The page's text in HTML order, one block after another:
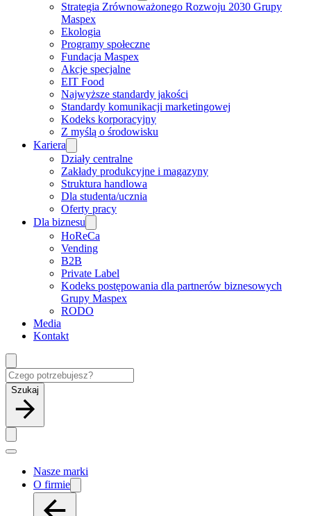
Strategia Zrównoważonego Rozwoju 2030 Grupy
Maspex
Ekologia
Programy społeczne
Fundacja Maspex
Akcje specjalne
EIT Food
Najwyższe standardy jakości
Standardy komunikacji marketingowej
Kodeks korporacyjny
Z myślą o środowisku
Kariera
Działy centralne
Zakłady produkcyjne i magazyny
Struktura handlowa
Dla studenta/ucznia
Oferty pracy
Dla biznesu
HoReCa
Vending
B2B
Private Label
Kodeks postępowania dla partnerów biznesowych
Grupy Maspex
RODO
Media
Kontakt
Szukaj
Nasze marki
O firmie